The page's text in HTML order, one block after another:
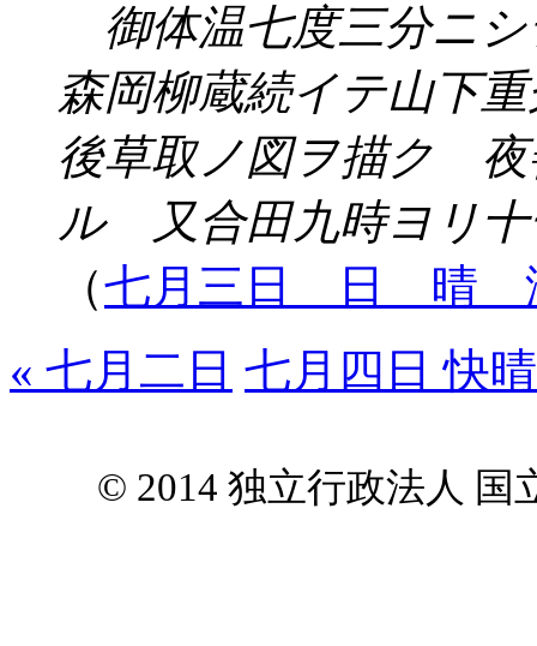
御体温七度三分ニ
森岡柳蔵続イテ山下
後草取ノ図ヲ描ク
ル 又合田九時ヨリ
（七月三日 日 晴
« 七月二日 七月四日 快
© 2014 独立行政法人 国